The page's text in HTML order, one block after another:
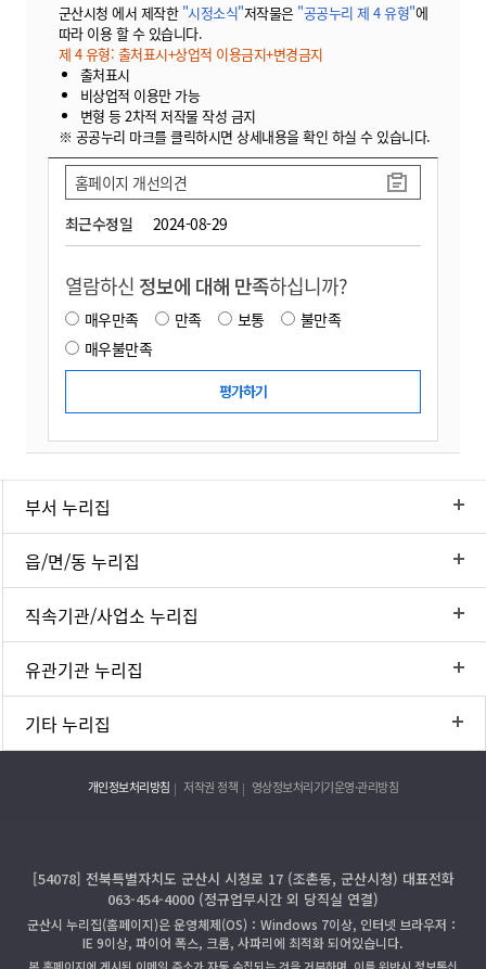
군산시청 에서 제작한 "시정소식"저작물은 "공공누리 제 4 유형"에
따라 이용 할 수 있습니다.
제 4 유형: 출처표시+상업적 이용금지+변경금지
출처표시
비상업적 이용만 가능
변형 등 2차적 저작물 작성 금지
※ 공공누리 마크를 클릭하시면 상세내용을 확인 하실 수 있습니다.
최근수정일 2024-08-29
홈페이지 개선의견
열람하신 정보에 대해 만족하십니까?
매우만족 만족 보통
불만족
매우불만족
부서 누리집
읍/면/동 누리집
직속기관/사업소 누리집
유관기관 누리집
기타 누리집
개인정보처리방침 저작권 정책 영상정보처리기기운영·관리방침
[54078] 전북특별자치도 군산시 시청로 17 (조촌동, 군산시청) 대표전화
063-454-4000 (정규업무시간 외 당직실 연결)
군산시 누리집(홈페이지)은 운영체제(OS)：Windows 7이상, 인터넷 브라우저：
IE 9이상, 파이어 폭스, 크롬, 사파리에 최적화 되어있습니다.
본 홈페이지에 게시된 이메일 주소가 자동 수집되는 것을 거부하며, 이를 위반시 정보통신